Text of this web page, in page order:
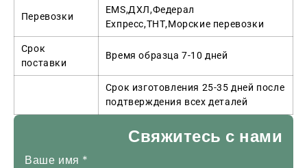
Перевозки
EMS,ДХЛ,Федерал
Ехпресс,ТНТ,Морские перевозки
Срок
поставки
Время образца 7-10 дней
Срок изготовления 25-35 дней после
подтверждения всех деталей
Свяжитесь с нами
Ваше имя *